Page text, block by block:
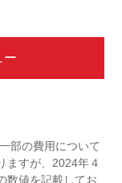
ー
部の費用について
ますが、2024年４
数値を記載してお